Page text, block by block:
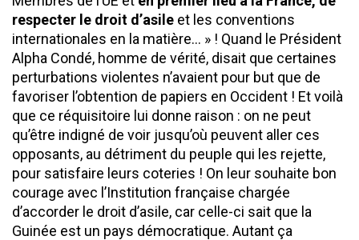
respecter le droit d’asile et les conventions
internationales en la matière… » ! Quand le Président
Alpha Condé, homme de vérité, disait que certaines
perturbations violentes n’avaient pour but que de
favoriser l’obtention de papiers en Occident ! Et voilà
que ce réquisitoire lui donne raison : on ne peut
qu’être indigné de voir jusqu’où peuvent aller ces
opposants, au détriment du peuple qui les rejette,
pour satisfaire leurs coteries ! On leur souhaite bon
courage avec l’Institution française chargée
d’accorder le droit d’asile, car celle-ci sait que la
Guinée est un pays démocratique. Autant ça